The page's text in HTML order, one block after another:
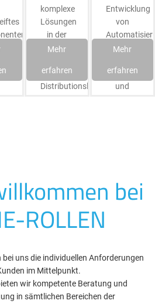
komplexe
Lösungen
in der
Produktions-,
und
Distributionslogistik.
Mehr
erfahren
Entwicklung
von
Service
und
Mehr
erfahren
bei
ROLLEN
uns die individuellen Anforderungen
im Mittelpunkt.
wir kompetente Beratung und
in sämtlichen Bereichen der